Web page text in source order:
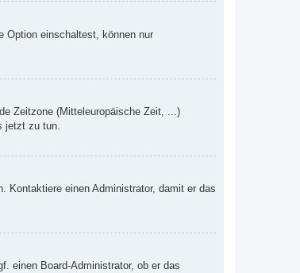
Option einschaltest, können nur
Zeitzone (Mitteleuropäische Zeit, ...)
jetzt zu tun.
einen Administrator, damit er das
einen Board-Administrator, ob er das